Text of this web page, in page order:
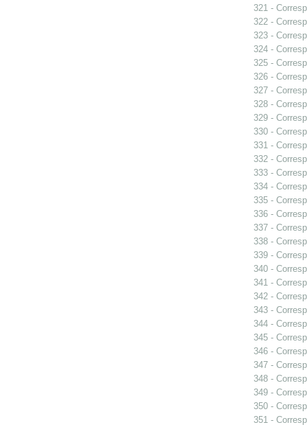
321 -
322 -
323 -
324 -
325 -
326 -
327 -
328 -
329 -
330 -
331 -
332 -
333 -
334 -
335 -
336 -
337 -
338 -
339 -
340 -
341 -
342 -
343 -
344 -
345 -
346 -
347 -
348 -
349 -
350 -
351 -